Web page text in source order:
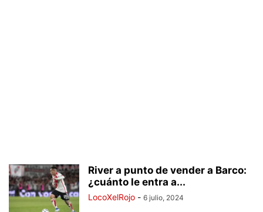
River a punto de vender a Barco:
¿cuánto le entra a...
LocoXelRojo - 6 julio, 2024